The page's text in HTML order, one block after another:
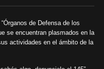
de Defensa de los
se encuentran plasmados en la
actividades en el ámbito de la